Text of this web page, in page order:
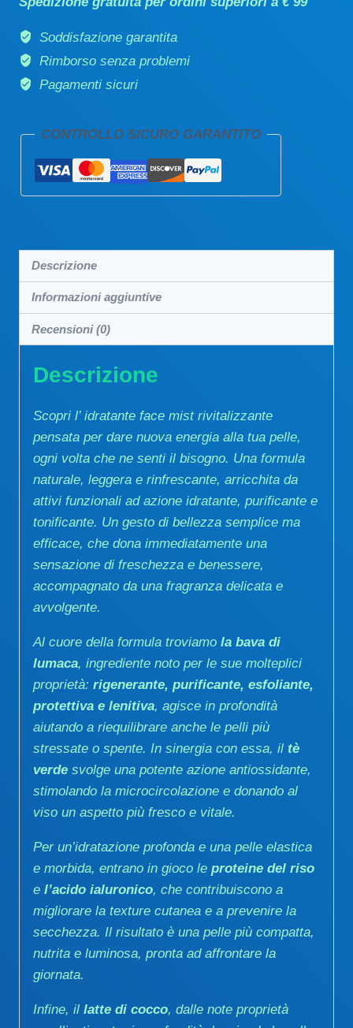
rivitalizzante
100ml
Soddisfazione garantita
Rimborso senza problemi
Pagamenti sicuri
CONTROLLO SICURO GARANTITO
Descrizione
Informazioni aggiuntive
Recensioni (0)
Descrizione
Scopri l’ idratante face mist rivitalizzante
pensata per dare nuova energia alla tua pelle,
ogni volta che ne senti il bisogno. Una formula
naturale, leggera e rinfrescante, arricchita da
attivi funzionali ad azione idratante, purificante e
tonificante. Un gesto di bellezza semplice ma
efficace, che dona immediatamente una
sensazione di freschezza e benessere,
accompagnato da una fragranza delicata e
avvolgente.
Al cuore della formula troviamo la bava di
lumaca, ingrediente noto per le sue molteplici
proprietà: rigenerante, purificante, esfoliante,
protettiva e lenitiva, agisce in profondità
aiutando a riequilibrare anche le pelli più
stressate o spente. In sinergia con essa, il tè
verde svolge una potente azione antiossidante,
stimolando la microcircolazione e donando al
viso un aspetto più fresco e vitale.
Per un’idratazione profonda e una pelle elastica
e morbida, entrano in gioco le proteine del riso
e l’acido ialuronico, che contribuiscono a
migliorare la texture cutanea e a prevenire la
secchezza. Il risultato è una pelle più compatta,
nutrita e luminosa, pronta ad affrontare la
giornata.
Infine, il latte di cocco, dalle note proprietà